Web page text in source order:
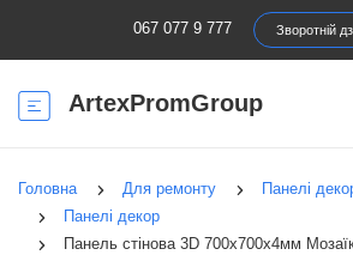
067 077 9 777 Зворотній
ArtexPromGroup
Головна Для ремонту
Панелі
Панелі декор
Панель стінова 3D 700х700х4мм